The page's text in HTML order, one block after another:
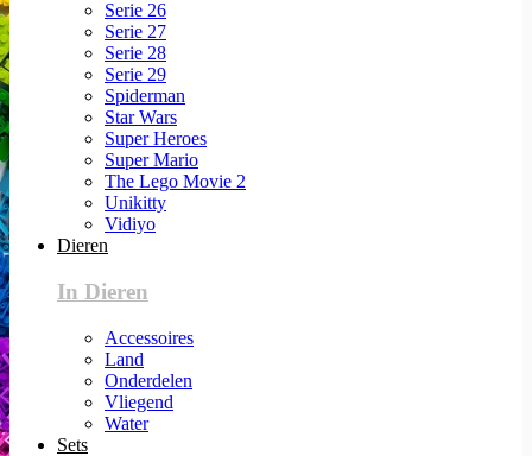
Serie 26
Serie 27
Serie 28
Serie 29
Spiderman
Star Wars
Super Heroes
Super Mario
The Lego Movie 2
Unikitty
Vidiyo
Dieren
In Dieren
Accessoires
Land
Onderdelen
Vliegend
Water
Sets